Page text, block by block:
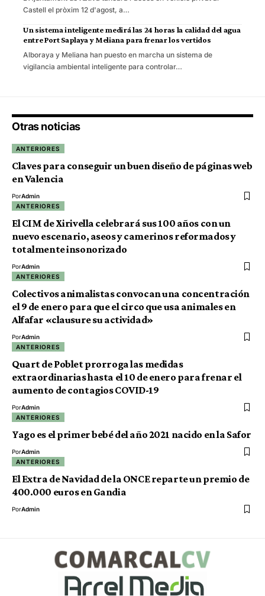
Castell el pròxim 12 d'agost, a…
Un sistema inteligente medirá las 24 horas la calidad del agua
entre Port Saplaya y Meliana para frenar los vertidos
Alboraya y Meliana han puesto en marcha un sistema de
vigilancia ambiental inteligente para controlar…
Otras noticias
ANTERIORES
Claves para conseguir un buen diseño de páginas web
en Valencia
PorAdmin
ANTERIORES
El CIM de Xirivella celebrará sus 100 años con un
nuevo escenario, aseos y camerinos reformados y
totalmente insonorizado
PorAdmin
ANTERIORES
Colectivos animalistas convocan una concentración
el 9 de enero para que el circo que usa animales en
Alfafar «clausure su actividad»
PorAdmin
ANTERIORES
Quart de Poblet prorroga las medidas
extraordinarias hasta el 10 de enero para frenar el
aumento de contagios COVID-19
PorAdmin
ANTERIORES
Yago es el primer bebé del año 2021 nacido en la Safor
PorAdmin
ANTERIORES
El Extra de Navidad de la ONCE reparte un premio de
400.000 euros en Gandia
PorAdmin